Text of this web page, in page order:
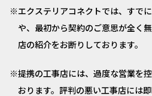
エクステリアコネクトでは、すで
や、最初から契約のご意思が全く
店の紹介をお断りしております。
提携の工事店には、過度な営業を
おります。評判の悪い工事店には